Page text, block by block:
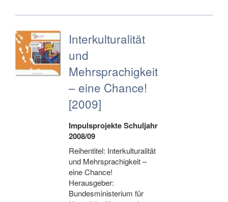
Interkulturalität
und
Mehrsprachigkeit
– eine Chance!
[2009]
Impulsprojekte Schuljahr
2008/09
Reihentitel: Interkulturalität
und Mehrsprachigkeit –
eine Chance!
Herausgeber:
Bundesministerium für